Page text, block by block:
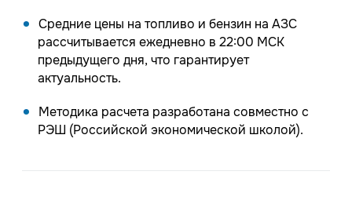
Средние цены на топливо и бензин на АЗС
рассчитывается ежедневно в 22:00 МСК
предыдущего дня, что гарантирует
актуальность.
Методика расчета разработана совместно с
РЭШ (Российской экономической школой).